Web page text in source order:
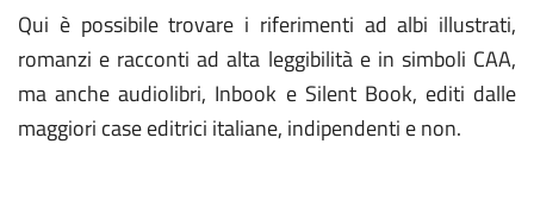
Qui è possibile trovare i riferimenti ad albi illustrati,
romanzi e racconti ad alta leggibilità e in simboli CAA,
ma anche audiolibri, Inbook e Silent Book, editi dalle
maggiori case editrici italiane, indipendenti e non.